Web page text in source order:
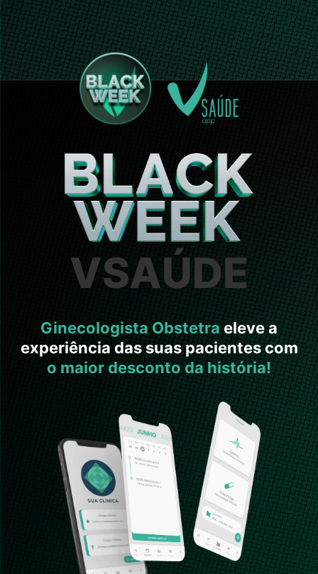
VSAÚDE
Ginecologista Obstetraeleve a
experiência das suas pacientes com
o maior desconto da história!